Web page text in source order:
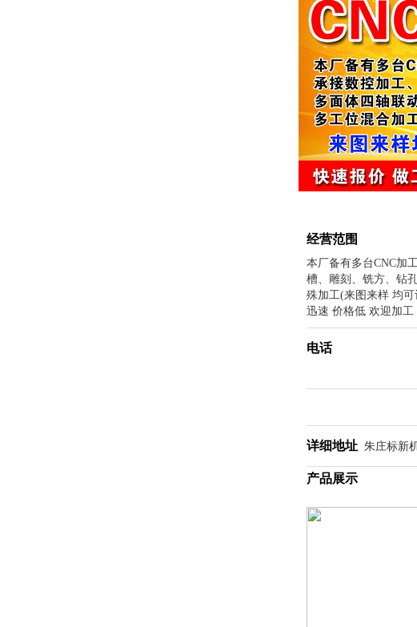
经营范围
本厂备有多台CNC加
槽、雕刻、铣方、钻
殊加工(来图来样 均
迅速 价格低 欢迎加工
电话
详细地址朱庄标新
产品展示